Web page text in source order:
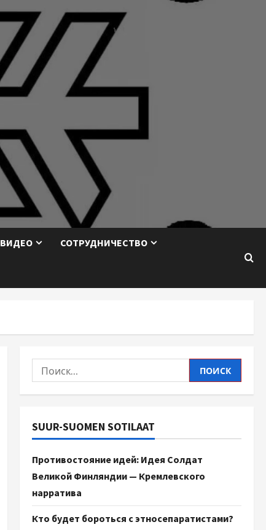
ВИДЕО СОТРУДНИЧЕСТВО
SUUR-SUOMEN SOTILAAT
Противостояние идей: Идея Солдат
Великой Финляндии — Кремлевского
нарратива
Кто будет бороться с этносепаратистами?